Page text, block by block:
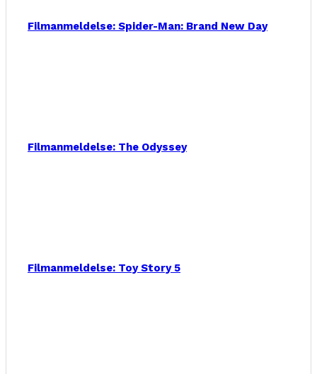
Filmanmeldelse: Spider-Man: Brand New Day
Filmanmeldelse: The Odyssey
Filmanmeldelse: Toy Story 5